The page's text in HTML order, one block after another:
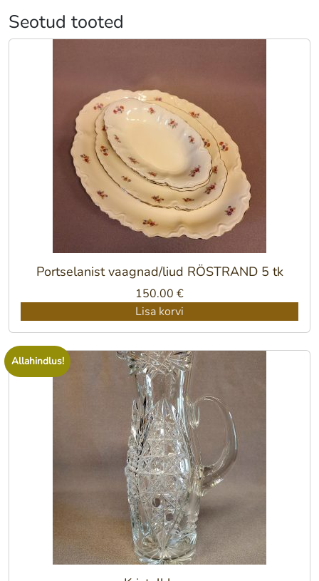
Seotud tooted
Portselanist vaagnad/liud RÖSTRAND 5 tk
150.00 €
Lisa korvi
Allahindlus!